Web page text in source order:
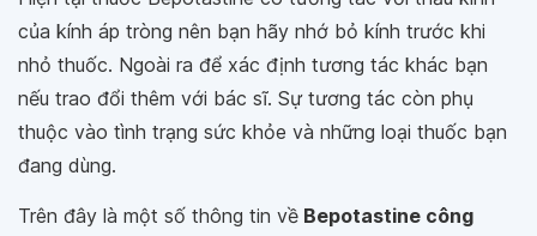
của kính áp tròng nên bạn hãy nhớ bỏ kính trước khi
nhỏ thuốc. Ngoài ra để xác định tương tác khác bạn
nếu trao đổi thêm với bác sĩ. Sự tương tác còn phụ
thuộc vào tình trạng sức khỏe và những loại thuốc bạn
đang dùng.
Trên đây là một số thông tin về Bepotastine công